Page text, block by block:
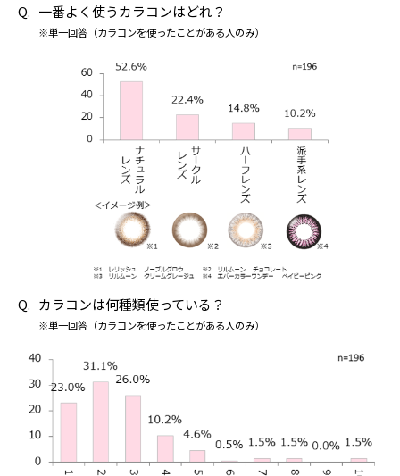
一番よく使うカラコンはどれ？
※単一回答（カラコンを使ったことがある人のみ）
カラコンは何種類使っている？
※単一回答（カラコンを使ったことがある人のみ）